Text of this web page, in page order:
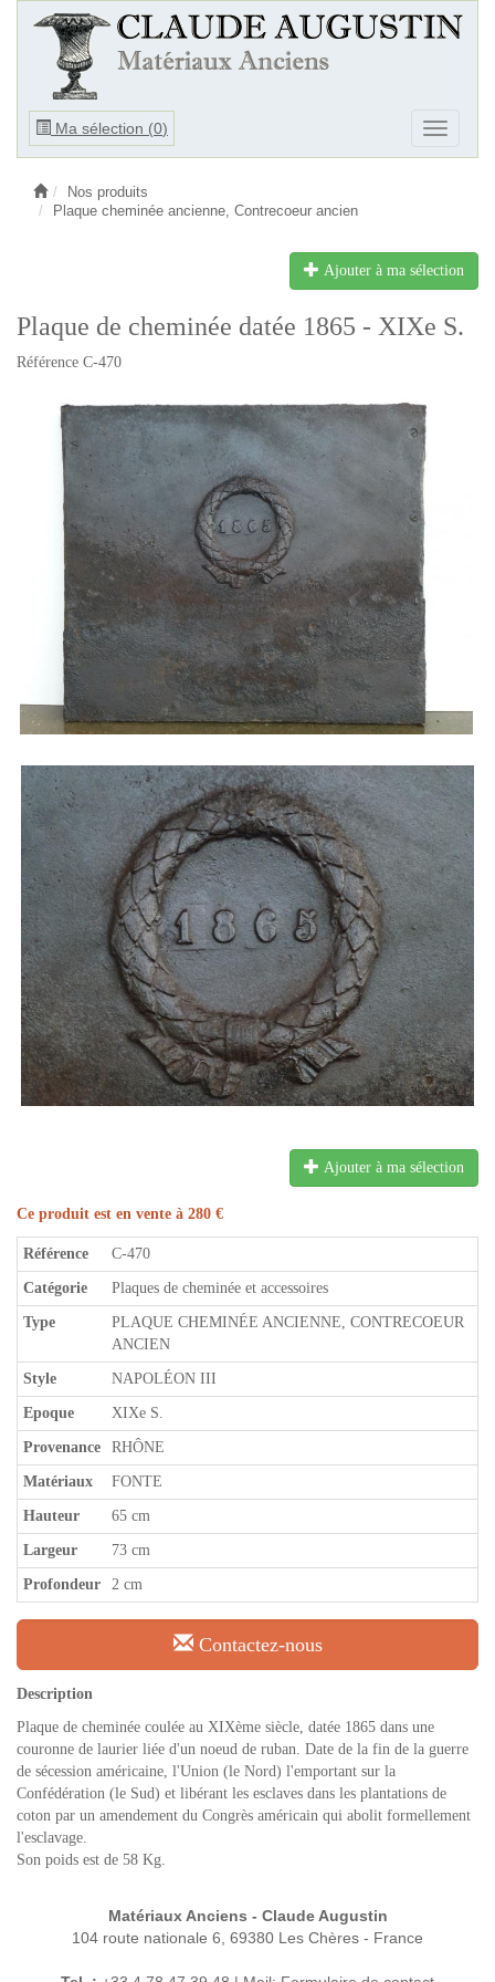
Ma sélection (0)
Ouvrir
Ouvrir
le
Nos produits
Plaque cheminée ancienne, Contrecoeur ancien
Ajouter à ma sélection
Plaque de cheminée datée 1865 - XIXe S.
Référence C-470
Ajouter à ma sélection
Ce produit est en vente à 280 €
Référence C-470
Catégorie Plaques de cheminée et accessoires
Type
PLAQUE CHEMINÉE ANCIENNE, CONTRECOEUR
ANCIEN
Style NAPOLÉON III
Epoque XIXe S.
Provenance RHÔNE
Matériaux FONTE
Hauteur 65 cm
Largeur 73 cm
Profondeur 2 cm
Contactez-nous
Description
Plaque de cheminée coulée au XIXème siècle, datée 1865 dans une
couronne de laurier liée d'un noeud de ruban. Date de la fin de la guerre
de sécession américaine, l'Union (le Nord) l'emportant sur la
Confédération (le Sud) et libérant les esclaves dans les plantations de
coton par un amendement du Congrès américain qui abolit formellement
l'esclavage.
Son poids est de 58 Kg.
Matériaux Anciens - Claude Augustin
104 route nationale 6, 69380 Les Chères - France